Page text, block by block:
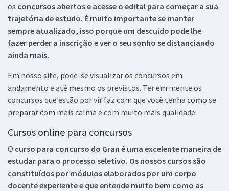
os concursos abertos e acesse o edital para começar a sua
trajetória de estudo. É muito importante se manter
sempre atualizado, isso porque um descuido pode lhe
fazer perder a inscrição e ver o seu sonho se distanciando
ainda mais.
Em nosso site, pode-se visualizar os concursos em
andamento e até mesmo os previstos. Ter em mente os
concursos que estão por vir faz com que você tenha como se
preparar com mais calma e com muito mais qualidade.
Cursos online para concursos
O curso para concurso do Gran é uma excelente maneira de
estudar para o processo seletivo. Os nossos cursos são
constituídos por módulos elaborados por um corpo
docente experiente e que entende muito bem como as